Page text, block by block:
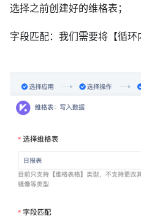
选择之前创建好的维格表；
字段匹配：我们需要将【循环